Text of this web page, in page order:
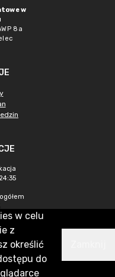
w
8a
cu 2026-
w celu
z
określić
do